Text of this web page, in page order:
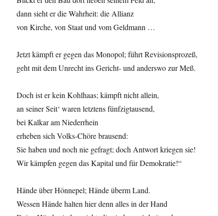
dann sieht er die Wahrheit: die Allianz
von Kirche, von Staat und vom Geldmann …
Jetzt kämpft er gegen das Monopol; führt Revisionsprozeß,
geht mit dem Unrecht ins Gericht- und anderswo zur Meß.
Doch ist er kein Kohlhaas; kämpft nicht allein,
an seiner Seit‘ waren letztens fünfzigtausend,
bei Kalkar am Niederrhein
erheben sich Volks-Chöre brausend:
Sie haben und noch nie gefragt; doch Antwort kriegen sie!
Wir kämpfen gegen das Kapital und für Demokratie!“
Hände über Hönnepel; Hände überm Land.
Wessen Hände halten hier denn alles in der Hand